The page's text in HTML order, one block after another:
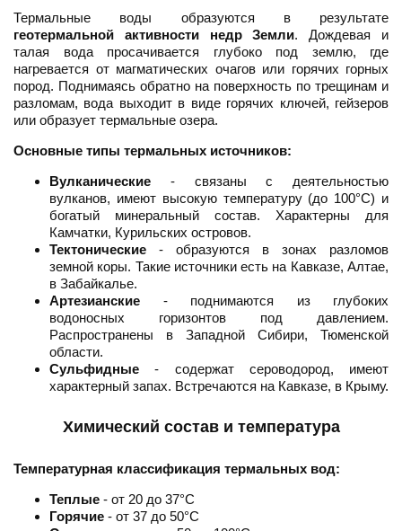
Термальные воды образуются в результате
геотермальной активности недр Земли. Дождевая и
талая вода просачивается глубоко под землю, где
нагревается от магматических очагов или горячих горных
пород. Поднимаясь обратно на поверхность по трещинам и
разломам, вода выходит в виде горячих ключей, гейзеров
или образует термальные озера.
Основные типы термальных источников:
Вулканические - связаны с деятельностью
вулканов, имеют высокую температуру (до 100°C) и
богатый минеральный состав. Характерны для
Камчатки, Курильских островов.
Тектонические - образуются в зонах разломов
земной коры. Такие источники есть на Кавказе, Алтае,
в Забайкалье.
Артезианские - поднимаются из глубоких
водоносных горизонтов под давлением.
Распространены в Западной Сибири, Тюменской
области.
Сульфидные - содержат сероводород, имеют
характерный запах. Встречаются на Кавказе, в Крыму.
Химический состав и температура
Температурная классификация термальных вод:
Теплые - от 20 до 37°C
Горячие - от 37 до 50°C